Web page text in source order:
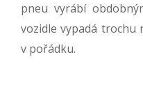
pneu vyrábí
vozidle vypadá trochu
v pořádku.